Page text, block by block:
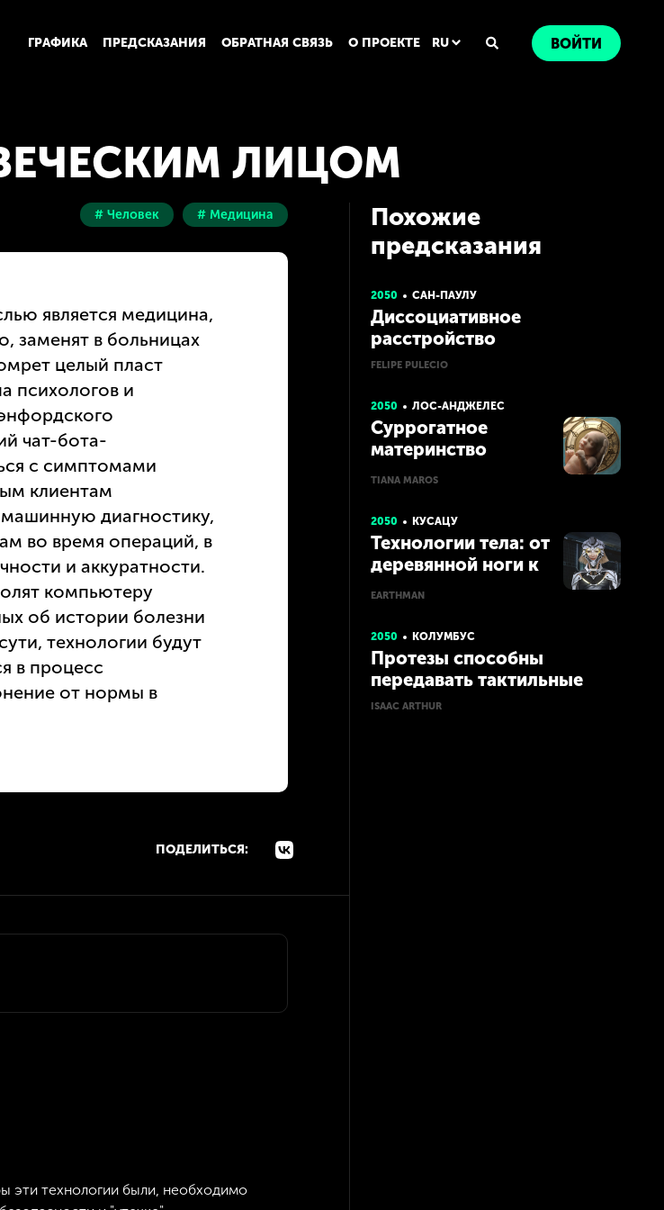
ГРАФИКА ПРЕДСКАЗАНИЯ ОБРАТНАЯ СВЯЗЬ О ПРОЕКТЕ RU ВОЙТИ
ЛИЦОМ
# Человек # Медицина
является медицина,
заменят в больницах
целый пласт
психологов и
чат-бота-
с симптомами
клиентам
диагностику,
во время операций, в
и аккуратности.
компьютеру
об истории болезни
технологии будут
в процесс
от нормы в
ПОДЕЛИТЬСЯ:
эти технологии были, необходимо
Похожие
предсказания
2050 САН-ПАУЛУ
Диссоциативное
расстройство
идентичности
FELIPE PULECIO
2050 ЛОС-АНДЖЕЛЕС
Суррогатное
материнство
TIANA MAROS
2050 КУСАЦУ
Технологии тела: от
деревянной ноги к
бессмертию
EARTHMAN
2050 КОЛУМБУС
Протезы способны
передавать тактильные
ощущения
ISAAC ARTHUR